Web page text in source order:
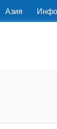
Азия Инфо